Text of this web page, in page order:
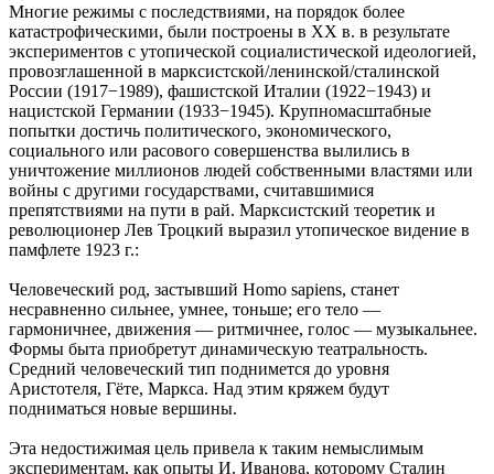
Многие режимы с последствиями, на порядок более
катастрофическими, были построены в XX в. в результате
экспериментов с утопической социалистической идеологией,
провозглашенной в марксистской/ленинской/сталинской
России (1917−1989), фашистской Италии (1922−1943) и
нацистской Германии (1933−1945). Крупномасштабные
попытки достичь политического, экономического,
социального или расового совершенства вылились в
уничтожение миллионов людей собственными властями или
войны с другими государствами, считавшимися
препятствиями на пути в рай. Марксистский теоретик и
революционер Лев Троцкий выразил утопическое видение в
памфлете 1923 г.:
Человеческий род, застывший Homo sapiens, станет
несравненно сильнее, умнее, тоньше; его тело —
гармоничнее, движения — ритмичнее, голос — музыкальнее.
Формы быта приобретут динамическую театральность.
Средний человеческий тип поднимется до уровня
Аристотеля, Гёте, Маркса. Над этим кряжем будут
подниматься новые вершины.
Эта недостижимая цель привела к таким немыслимым
экспериментам, как опыты И. Иванова, которому Сталин